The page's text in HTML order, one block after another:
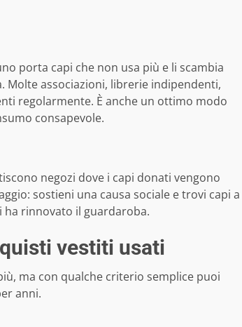
porta capi che non usa più e li scambia
Molte associazioni, librerie indipendenti,
regolarmente. È anche un ottimo modo
consapevole.
negozi dove i capi donati vengono
sostieni una causa sociale e trovi capi a
ha rinnovato il guardaroba.
vestiti usati
ma con qualche criterio semplice puoi
anni.